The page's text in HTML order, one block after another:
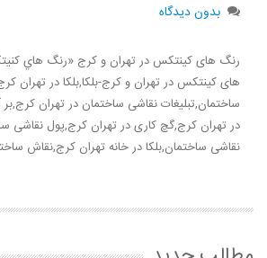
بدون دیدگاه
رنگ های کینتکس در تهران و کرج «رنگ هاي
های کینتکس در تهران و کرج-بلکا,بلکا در تهران
ساختمان,تبلیغات نقاشی ساختمان در تهران
در تهران کرج,گچ کاری در تهران کرج,پول نقاشی
نقاشی ساختمان,بلکا در خانه تهران کرج,نقاش